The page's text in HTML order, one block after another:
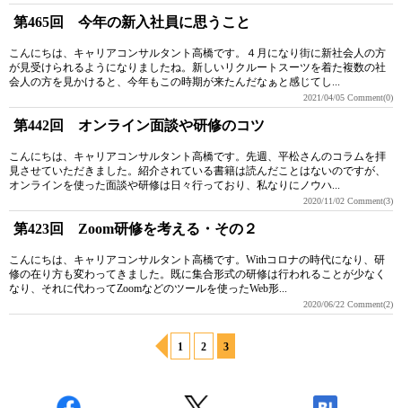
第465回 今年の新入社員に思うこと
こんにちは、キャリアコンサルタント高橋です。４月になり街に新社会人の方
が見受けられるようになりましたね。新しいリクルートスーツを着た複数の社
会人の方を見かけると、今年もこの時期が来たんだなぁと感じてし...
2021/04/05 Comment(0)
第442回 オンライン面談や研修のコツ
こんにちは、キャリアコンサルタント高橋です。先週、平松さんのコラムを拝
見させていただきました。紹介されている書籍は読んだことはないのですが、
オンラインを使った面談や研修は日々行っており、私なりにノウハ...
2020/11/02 Comment(3)
第423回 Zoom研修を考える・その２
こんにちは、キャリアコンサルタント高橋です。Withコロナの時代になり、研
修の在り方も変わってきました。既に集合形式の研修は行われることが少なく
なり、それに代わってZoomなどのツールを使ったWeb形...
2020/06/22 Comment(2)
1 2 3